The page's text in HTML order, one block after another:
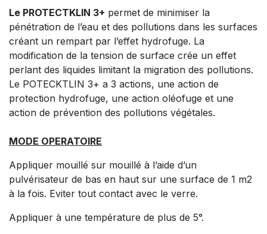
Le PROTECTKLIN 3+ permet de minimiser la
pénétration de l’eau et des pollutions dans les surfaces
créant un rempart par l’effet hydrofuge. La
modification de la tension de surface crée un effet
perlant des liquides limitant la migration des pollutions.
Le POTECKTLIN 3+ a 3 actions, une action de
protection hydrofuge, une action oléofuge et une
action de prévention des pollutions végétales.
MODE OPERATOIRE
Appliquer mouillé sur mouillé à l’aide d’un
pulvérisateur de bas en haut sur une surface de 1 m2
à la fois. Eviter tout contact avec le verre.
Appliquer à une température de plus de 5°.